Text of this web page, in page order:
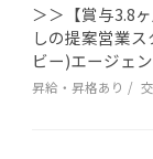
＞＞【賞与3.8
しの提案営業
ビー)エージェ
昇給・昇格あり